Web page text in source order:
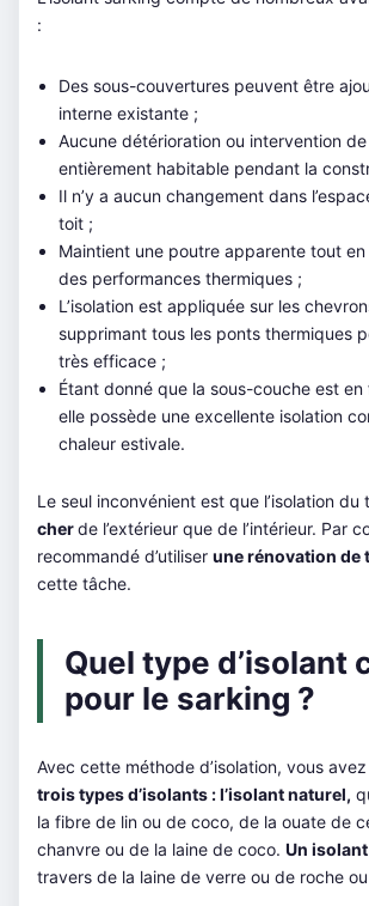
:
Des sous-couvertures peuvent être
interne existante ;
Aucune détérioration ou intervention de
entièrement habitable pendant la
Il n’y a aucun changement dans
toit ;
Maintient une poutre apparente tout
des performances thermiques ;
L’isolation est appliquée sur les
supprimant tous les ponts thermiques
très efficace ;
Étant donné que la sous-couche est
elle possède une excellente isolation
chaleur estivale.
Le seul inconvénient est que l’isolation du
cherde l’extérieur que de l’intérieur. Par
recommandé d’utiliser une rénovation de
cette tâche.
Quel type d’isolant
pour le sarking ?
Avec cette méthode d’isolation, vous
trois types d’isolants :l’isolant naturel,
la fibre de lin ou de coco, de la ouate de
chanvre ou de la laine de coco. Un
travers de la laine de verre ou de roche